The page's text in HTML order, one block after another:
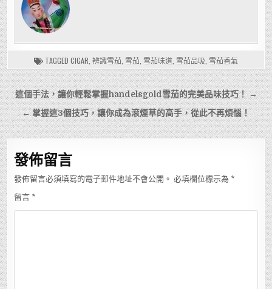
TAGGED CIGAR, 辨識雪茄, 雪茄, 雪茄味道, 雪茄品吸, 雪茄香氣
文
章
導
覽
這個手法，讓你輕鬆掌握handelsgold雪茄的完美品味技巧！ →
← 掌握這3個技巧，讓你成為滾煙草的高手，從此不再煩惱！
發佈留言
發佈留言必須填寫的電子郵件地址不會公開。 必填欄位標示為 *
留言 *